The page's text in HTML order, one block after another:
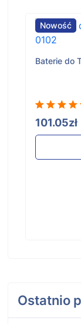
Nowość
Baterie do
101.05zł
Ostatnio